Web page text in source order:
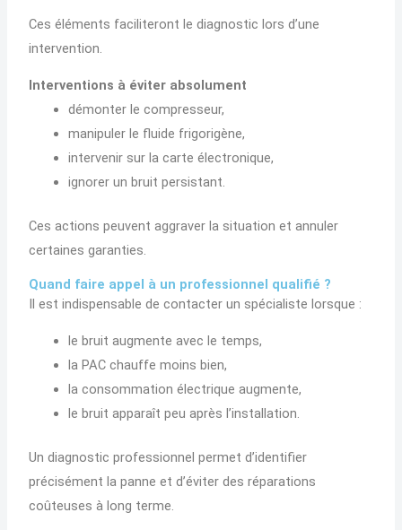
Ces éléments faciliteront le diagnostic lors d’une
intervention.
Interventions à éviter absolument
démonter le compresseur,
manipuler le fluide frigorigène,
intervenir sur la carte électronique,
ignorer un bruit persistant.
Ces actions peuvent aggraver la situation et annuler
certaines garanties.
Quand faire appel à un professionnel qualifié ?
Il est indispensable de contacter un spécialiste lorsque :
le bruit augmente avec le temps,
la PAC chauffe moins bien,
la consommation électrique augmente,
le bruit apparaît peu après l’installation.
Un diagnostic professionnel permet d’identifier
précisément la panne et d’éviter des réparations
coûteuses à long terme.